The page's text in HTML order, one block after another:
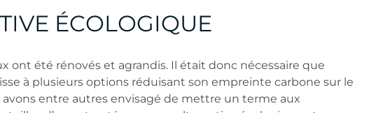
ÉCOLOGIQUE
ont été rénovés et agrandis. Il était donc nécessaire que
à plusieurs options réduisant son empreinte carbone sur le
avons entre autres envisagé de mettre un terme aux